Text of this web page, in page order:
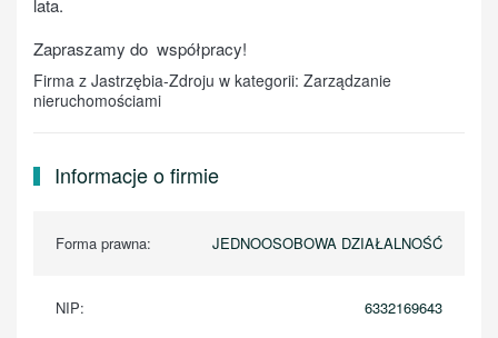
lata.
Zapraszamy do współpracy!
Firma z Jastrzębia-Zdroju w kategorii: Zarządzanie
nieruchomościami
Informacje o firmie
Forma prawna: JEDNOOSOBOWA DZIAŁALNOŚĆ
NIP: 6332169643